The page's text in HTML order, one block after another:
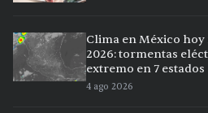
Clima en México hoy
2026: tormentas
extremo en 7 estados
4 ago 2026